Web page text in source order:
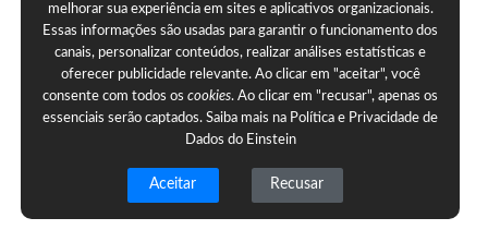
melhorar sua experiência em sites e aplicativos organizacionais.
Essas informações são usadas para garantir o funcionamento dos
canais, personalizar conteúdos, realizar análises estatísticas e
oferecer publicidade relevante. Ao clicar em "aceitar", você
consente com todos oscookies. Ao clicar em "recusar", apenas os
essenciais serão captados. Saiba mais na Política e Privacidade de
Dados do Einstein
Aceitar Recusar